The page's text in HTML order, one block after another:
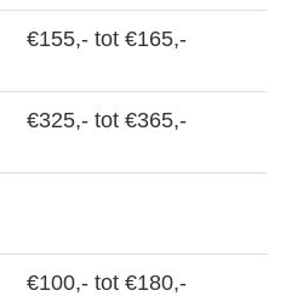
€155,- tot €165,-
€325,- tot €365,-
€100,- tot €180,-